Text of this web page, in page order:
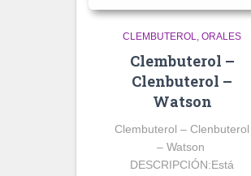
CLEMBUTEROL ORALES
Clembuterol –
Clenbuterol –
Watson
Clembuterol – Clenbuterol
– Watson
DESCRIPCIÓN:Está